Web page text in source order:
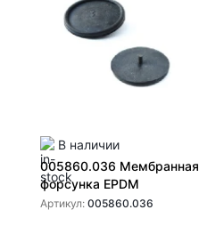
В наличии
005860.036 Мембранная
форсунка EPDM
Артикул: 005860.036